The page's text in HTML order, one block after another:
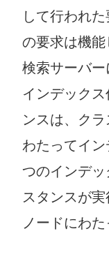
して行われ
の要求は機
検索サーバ
インデック
ンスは、ク
わたってイ
つのインデ
スタンスが
ノードにわ